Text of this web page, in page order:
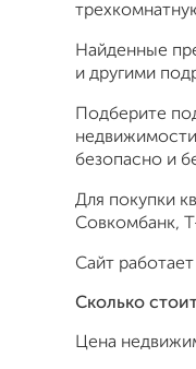
Найденные
и другими
Подберите
безопасно и
Для покупки
Совкомбанк,
Сайт
Сколько
Цена